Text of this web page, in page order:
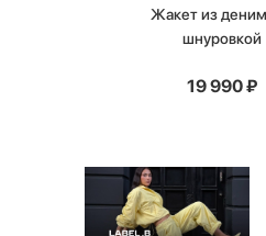
Жакет из
шнуровкой
19 990₽